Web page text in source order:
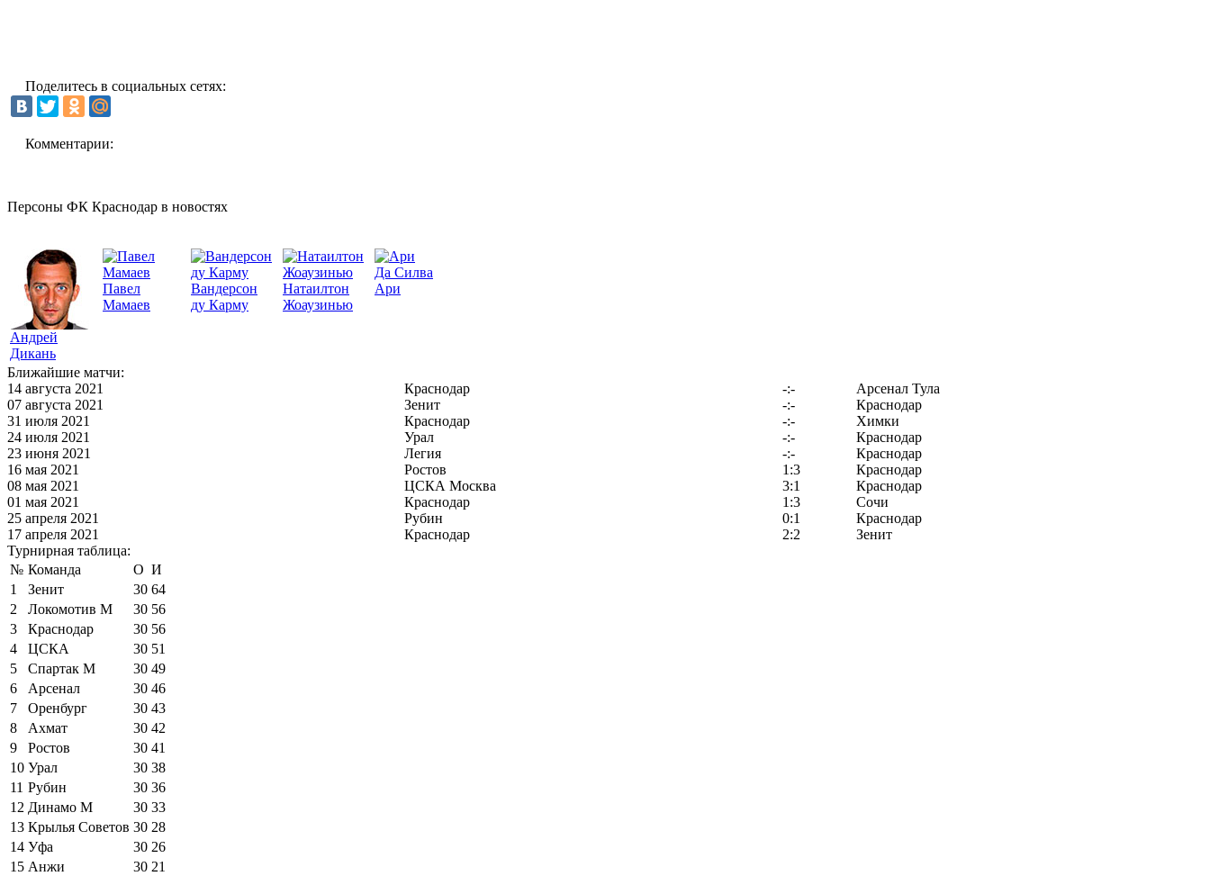
Поделитесь в социальных сетях:
Комментарии:
Персоны ФК Краснодар в новостях
Андрей
Дикань
Павел
Мамаев
Вандерсон
ду Карму
Натаилтон
Жоаузинью
Да Силва
Ари
Ближайшие матчи:
14 августа 2021
Краснодар -:-
Арсенал Тула
07 августа 2021
Зенит -:-
Краснодар
31 июля 2021
Краснодар -:-
Химки
24 июля 2021
Урал -:-
Краснодар
23 июня 2021
Легия -:-
Краснодар
16 мая 2021
Ростов 1:3
Краснодар
08 мая 2021
ЦСКА Москва 3:1
Краснодар
01 мая 2021
Краснодар 1:3
Сочи
25 апреля 2021
Рубин 0:1
Краснодар
17 апреля 2021
Краснодар 2:2
Зенит
Турнирная таблица:
№ Команда О И
1
Зенит 30 64
2
Локомотив М 30 56
3
Краснодар 30 56
4
ЦСКА 30 51
5
Спартак М 30 49
6
Арсенал 30 46
7
Оренбург 30 43
8
Ахмат 30 42
9
Ростов 30 41
10 Урал 30 38
11 Рубин 30 36
12 Динамо М 30 33
13 Крылья Советов 30 28
14 Уфа 30 26
15 Анжи 30 21